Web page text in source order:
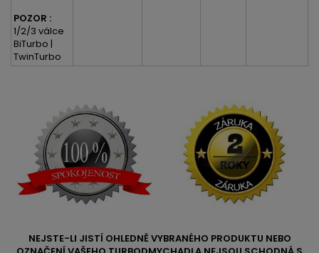
POZOR :
1/2/3 válce
BiTurbo |
TwinTurbo
NEJSTE-LI JISTÍ OHLEDNĚ VYBRANÉHO PRODUKTU NEBO